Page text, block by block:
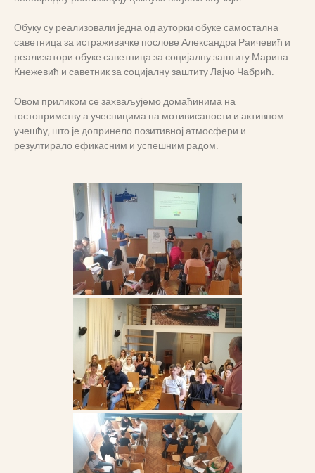
Обуку су реализовали једна од ауторки обуке самостална
саветница за истраживачке послове Александра Раичевић и
реализатори обуке саветница за социјалну заштиту Марина
Кнежевић и саветник за социјалну заштиту Лајчо Чабрић.
Овом приликом се захваљујемо домаћинима на
гостопримству а учесницима на мотивисаности и активном
учешћу, што је допринело позитивној атмосфери и
резултирало ефикасним и успешним радом.